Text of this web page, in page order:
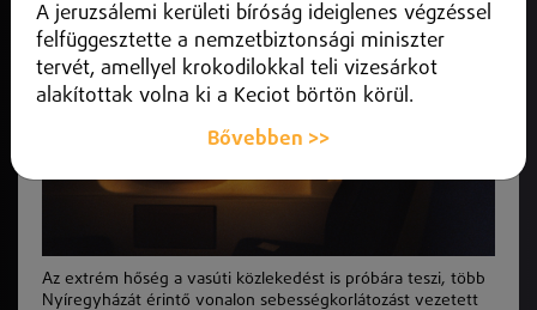
Az extrém hőség a vasúti közlekedést is próbára teszi, több
Nyíregyházát érintő vonalon sebességkorlátozást vezetett
A jeruzsálemi kerületi bíróság ideiglenes végzéssel
felfüggesztette a nemzetbiztonsági miniszter
tervét, amellyel krokodilokkal teli vizesárkot
alakítottak volna ki a Keciot börtön körül.
Bővebben >>